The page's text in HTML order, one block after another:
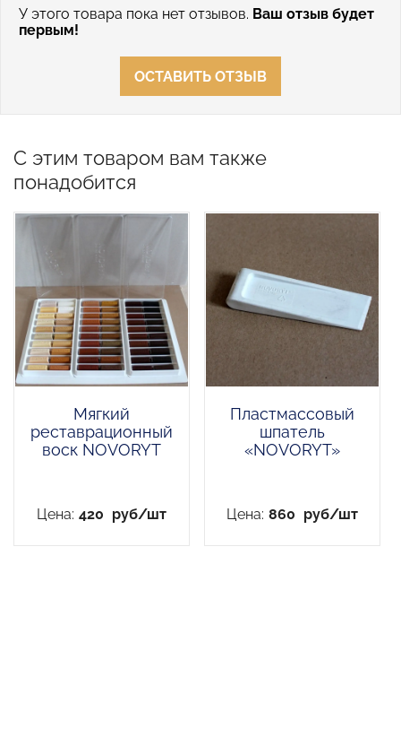
У этого товара пока нет отзывов. Ваш отзыв будет
первым!
ОСТАВИТЬ ОТЗЫВ
С этим товаром вам также
понадобится
Мягкий
реставрационный
воск NOVORYT
Цена: 420 руб/шт
Пластмассовый
шпатель
«NOVORYT»
Цена: 860 руб/шт